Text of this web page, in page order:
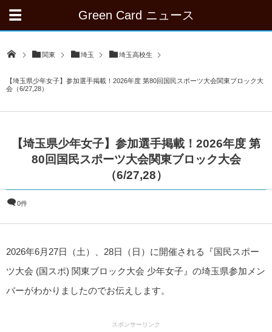
Green Card ニュース
関東 埼玉 埼玉高校生
【埼玉県少年女子】参加選手掲載！2026年度 第80回国民スポーツ大会関東ブロック大
会（6/27,28）
【埼玉県少年女子】参加選手掲載！2026年度 第
80回国民スポーツ大会関東ブロック大会
（6/27,28）
0件
2026年6月27日（土）、28日（日）に開催される『国民スポー
ツ大会 (国スポ) 関東ブロック大会 少年女子』の埼玉県参加メン
バーがわかりましたのでお伝えします。
スポンサーリンク